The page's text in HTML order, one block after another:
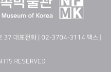
37 대표전화 | 02-3704-3114 팩스 |
RESERVED